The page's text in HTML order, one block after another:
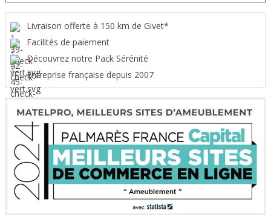
Livraison offerte à 150 km de Givet*
Facilités de paiement
Découvrez notre Pack Sérénité
Entreprise française depuis 2007